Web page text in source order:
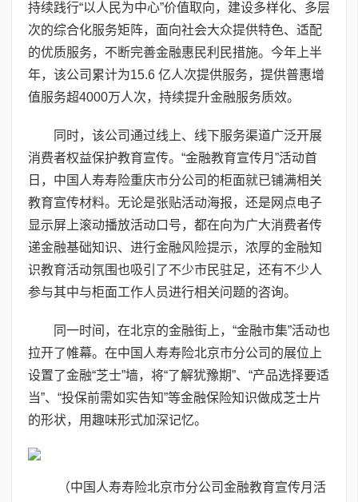
持续践行“以人民为中心”价值取向，建设多样化、多层
次的综合化服务矩阵，面向社会大众提供特色、适配
的优质服务，不断完善金融惠民利民措施。今年上半
年，该公司累计为15.6 亿人次提供服务，提供普惠增
值服务超4000万人次，持续提升金融服务质效。
同时，该公司通过线上、线下服务渠道广泛开展
消费者权益保护教育宣传。“金融教育宣传月”活动首
日，中国人寿寿险重庆市分公司的柜面就已铺满相关
教育宣传材料。无论是张贴活动海报，还是网点电子
显示屏上滚动播放活动口号，都在向为广大消费者传
递金融基础知识、进行金融风险提示，浓厚的金融知
识教育活动氛围也吸引了不少市民驻足，还有不少人
参与其中与柜面工作人员进行相关问题的咨询。
同一时间，在北京的金融街上，“金融市集”活动也
拉开了帷幕。在中国人寿寿险北京市分公司的展位上
设置了金融“芝士”墙，将“了解犹豫期”、“产品选择要适
当”、“投保前需如实告知”等金融保险知识做成芝士片
的形状，用趣味形式加深记忆。
（中国人寿寿险北京市分公司金融教育宣传月活